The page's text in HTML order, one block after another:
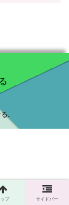
.
ップ サイドバー